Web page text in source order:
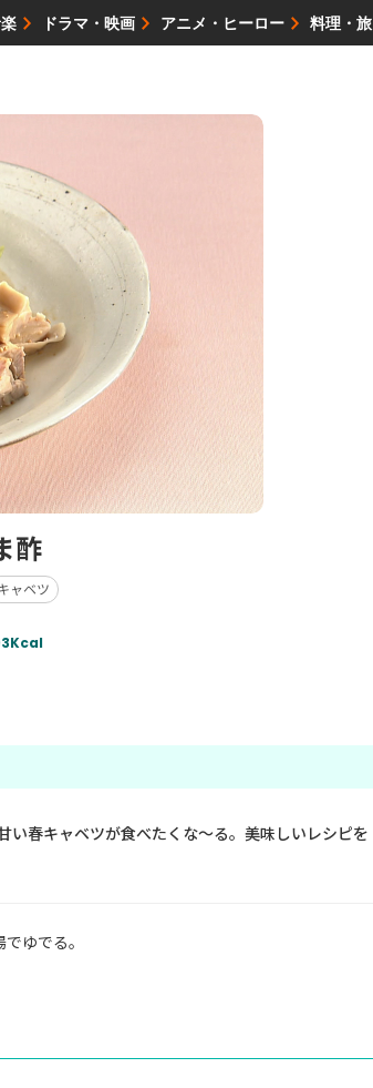
ドラマ・映画 アニメ・ヒーロー 料理・旅
酢
ャベツ
い春キャベツが食べたくな～る。美味しいレシピを
ゆでる。